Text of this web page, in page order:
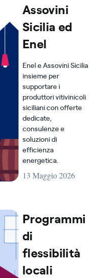
Assovini
Sicilia ed
Enel
Enel e Assovini Sicilia
insieme per
supportare i
produttori vitivinicoli
siciliani con offerte
dedicate,
consulenze e
soluzioni di
efficienza
energetica.
13 Maggio 2026
Programmi
di
flessibilità
locali